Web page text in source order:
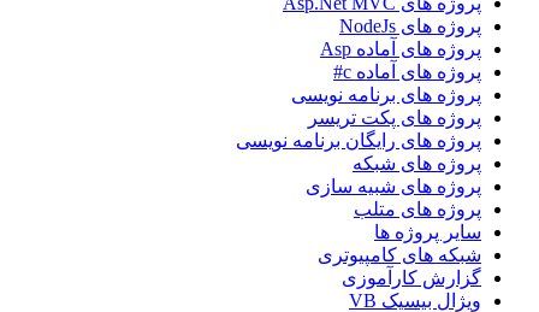
پروژه های NodeJs
پروژه های آماده Asp
پروژه های آماده c#
پروژه های برنامه نویسی
پروژه های پکت تریسر
پروژه های رایگان برنامه نویسی
پروژه های شبکه
پروژه های شبیه سازی
پروژه های متلب
سایر پروژه ها
شبکه های کامپیوتری
گزارش کارآموزی
ویژال بیسیک VB